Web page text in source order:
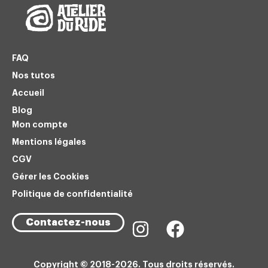
Mon compte
Mentions légales
CGV
Gérer les Cookies
Politique de confidentialité
FAQ
Nos tutos
Accueil
Blog
Contactez-nous
Copyright © 2018-2026. Tous droits réservés.